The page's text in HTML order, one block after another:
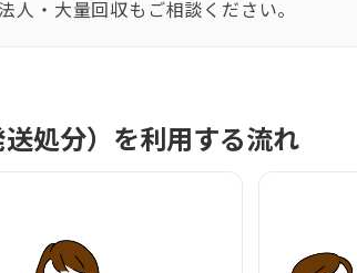
・大量回収もご相談ください。
処分）を利用する流れ